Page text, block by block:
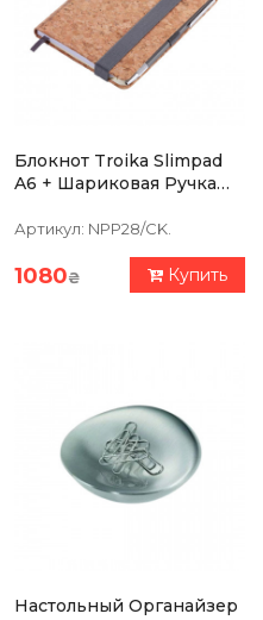
Блокнот Troika Slimpad
A6 + Шариковая Ручка
Артикул: NPP28/CK.
1080₴ Купить
Настольный Органайзер